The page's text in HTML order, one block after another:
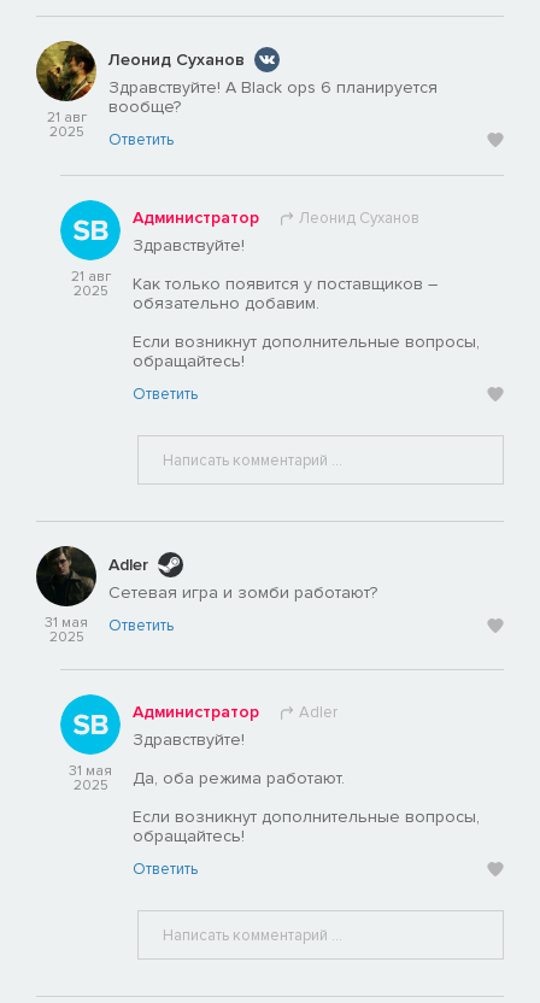
21 авг
2025
Леонид Суханов
Здравствуйте! А Black ops 6 планируется
вообще?
Ответить
21 авг
2025
Администратор Леонид Суханов
Здравствуйте!
Как только появится у поставщиков –
обязательно добавим.
Если возникнут дополнительные вопросы,
обращайтесь!
Ответить
31 мая
2025
Adler
Сетевая игра и зомби работают?
Ответить
31 мая
2025
Администратор Adler
Здравствуйте!
Да, оба режима работают.
Если возникнут дополнительные вопросы,
обращайтесь!
Ответить